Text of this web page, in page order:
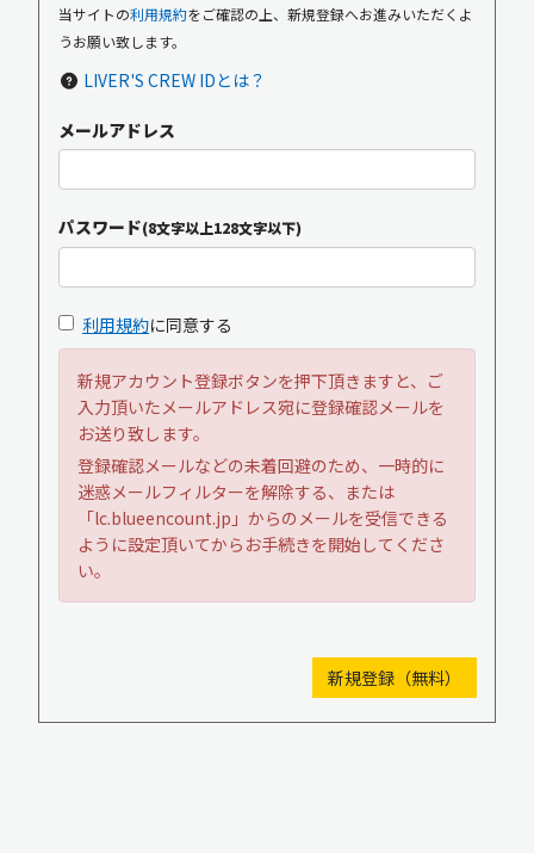
当サイトの利用規約をご確認の上、新規登録へお進みいただくよ
うお願い致します。
LIVER'S CREW IDとは？
メールアドレス
パスワード(8文字以上128文字以下)
利用規約に同意する
新規アカウント登録ボタンを押下頂きますと、ご
入力頂いたメールアドレス宛に登録確認メールを
お送り致します。
登録確認メールなどの未着回避のため、一時的に
迷惑メールフィルターを解除する、または
「lc.blueencount.jp」からのメールを受信できる
ように設定頂いてからお手続きを開始してくださ
い。